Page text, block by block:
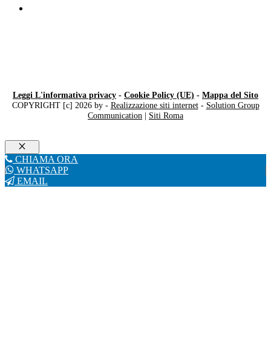
Leggi L'informativa privacy - Cookie Policy (UE) - Mappa del Sito
COPYRIGHT [c] 2026 by - Realizzazione siti internet- Solution Group
Communication | Siti Roma
Chiudi
CHIAMA ORA
WHATSAPP
EMAIL